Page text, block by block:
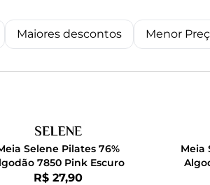
Maiores descontos Menor
Selene Pilates 76%
7850 Pink Escuro
Por:
R$ 27,90
Meia